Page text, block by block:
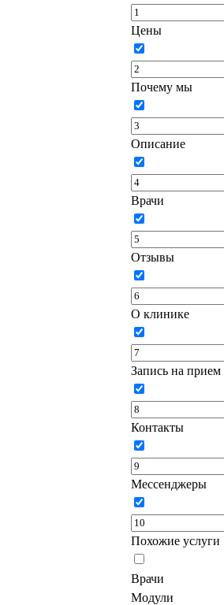
Цены
Почему мы
Описание
Врачи
Отзывы
О клинике
Запись на прием
Контакты
Мессенджеры
Похожие услуги
Врачи
Модули